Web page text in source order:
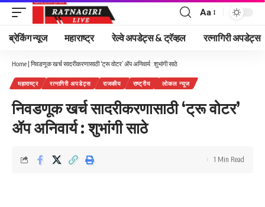
Font
Resizer
Aa
ब्रेकिंग न्यूज महाराष्ट्र रेल्वे अपडेट्स & ट्रॅव्हल रत्नागिरी अपडेट्स
Home | निवडणूक खर्च सादरीकरणासाठी ‘ट्रू वोटर’ ॲप अनिवार्य : शुभांगी साठे
महाराष्ट्र रत्नागिरी अपडेट्स राजकीय राष्ट्रीय लोकल न्यूज
निवडणूक खर्च सादरीकरणासाठी ‘ट्रू वोटर’
ॲप अनिवार्य : शुभांगी साठे
1 Min Read